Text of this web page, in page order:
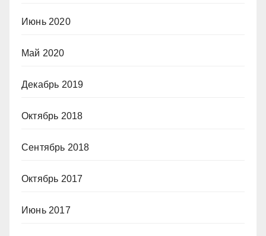
Июнь 2020
Май 2020
Декабрь 2019
Октябрь 2018
Сентябрь 2018
Октябрь 2017
Июнь 2017